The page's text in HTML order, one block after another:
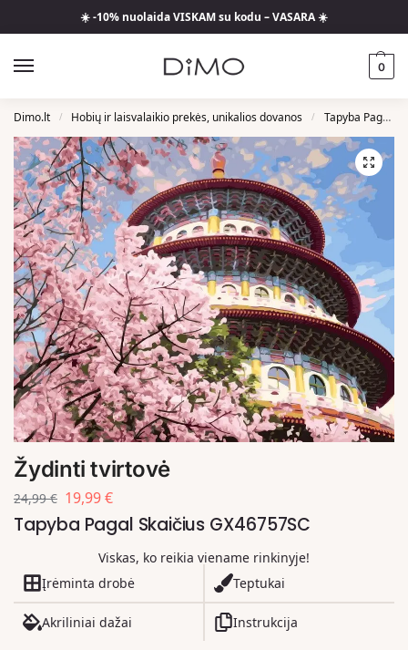
☀️ -10% nuolaida VISKAM su kodu – VASARA ☀️
0
Dimo.lt / Hobių ir laisvalaikio prekės, unikalios dovanos / Tapyba Pagal Skaičius
Žydinti tvirtovė
24,99€ 19,99€
Tapyba Pagal Skaičius GX46757SC
Viskas, ko reikia viename rinkinyje!
Įrėminta drobė
Teptukai
Akriliniai dažai Instrukcija